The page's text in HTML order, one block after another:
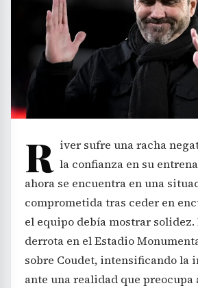
R iver sufre una racha
la confianza en su
ahora se encuentra en una
comprometida tras ceder en
el equipo debía mostrar
derrota en el Estadio
sobre Coudet, intensificando la
ante una realidad que preocupa